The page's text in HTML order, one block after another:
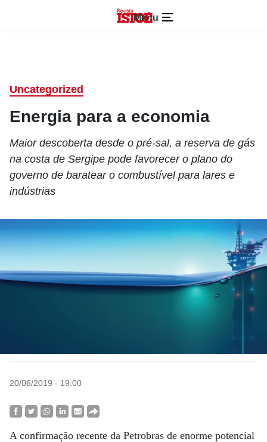
Menu
Uncategorized
Energia para a economia
Maior descoberta desde o pré-sal, a reserva de gás
na costa de Sergipe pode favorecer o plano do
governo de baratear o combustível para lares e
indústrias
20/06/2019 - 19:00
A confirmação recente da Petrobras de enorme potencial